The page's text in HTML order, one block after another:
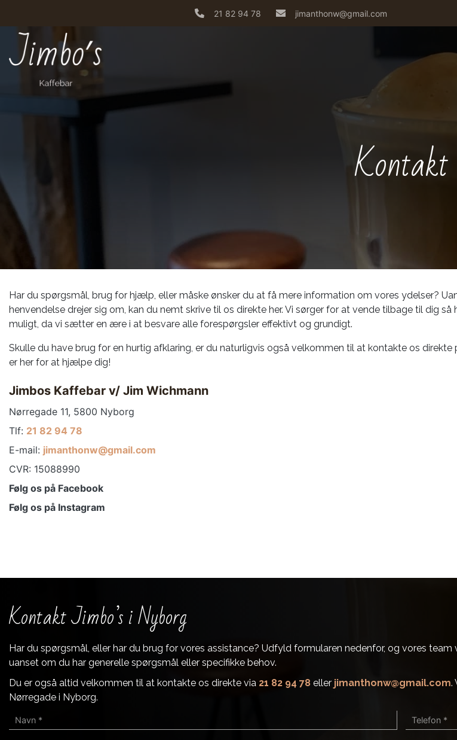
hovedindhold
21 82 94 78 jimanthonw@gmail.com
Kontakt
Har du spørgsmål, brug for hjælp, eller måske ønsker du at få mere information om vores ydelser?
henvendelse drejer sig om, kan du nemt skrive til os direkte her. Vi sørger for at vende tilbage til dig så
muligt, da vi sætter en ære i at besvare alle forespørgsler effektivt og grundigt.
Skulle du have brug for en hurtig afklaring, er du naturligvis også velkommen til at kontakte os direkte
er her for at hjælpe dig!
Jimbos Kaffebar v/ Jim Wichmann
Nørregade 11, 5800 Nyborg
Tlf: 21 82 94 78
E-mail: jimanthonw@gmail.com
CVR: 15088990
Følg os på Facebook
Følg os på Instagram
Kontakt Jimbo’s i Nyborg
Har du spørgsmål, eller har du brug for vores assistance? Udfyld formularen nedenfor, og vores
uanset om du har generelle spørgsmål eller specifikke behov.
Du er også altid velkommen til at kontakte os direkte via 21 82 94 78 eller jimanthonw@gmail.com.
Nørregade i Nyborg.